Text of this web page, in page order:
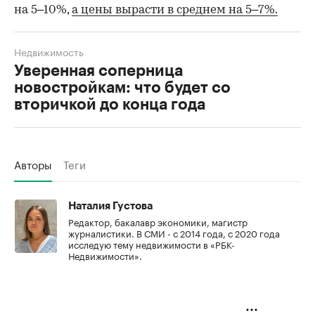
на 5–10%,а цены вырасти в среднем на 5–7%.
Уверенная соперница
новостройкам: что будет со
вторичкой до конца года
Недвижимость
Авторы Теги
Наталия Густова
Редактор, бакалавр экономики, магистр
журналистики. В СМИ - с 2014 года, с 2020 года
исследую тему недвижимости в «РБК-
Недвижимости».